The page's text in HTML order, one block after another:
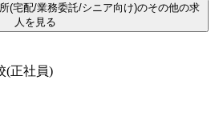
(宅配/業務委託/シニア向け)のその他の求
人を見る
(正社員)